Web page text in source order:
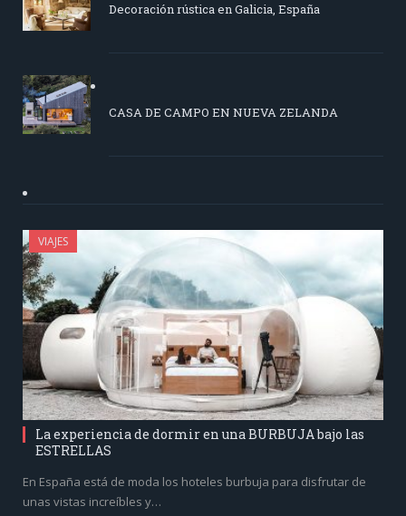
Decoración rústica en Galicia, España
CASA DE CAMPO EN NUEVA ZELANDA
VIAJES
La experiencia de dormir en una BURBUJA bajo las
ESTRELLAS
En España está de moda los hoteles burbuja para disfrutar de
unas vistas increíbles y…